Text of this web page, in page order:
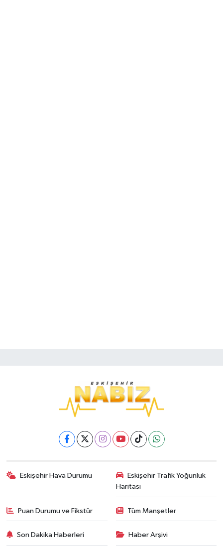
Eskişehir Hava Durumu
Eskişehir Trafik Yoğunluk
Haritası
Puan Durumu ve Fikstür Tüm Manşetler
Son Dakika Haberleri Haber Arşivi